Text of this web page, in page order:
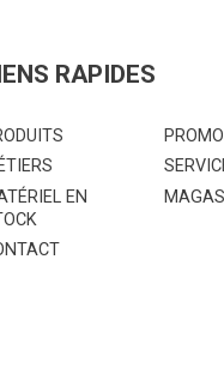
RAPIDES
EN